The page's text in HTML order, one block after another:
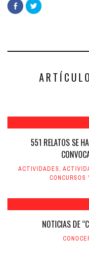
Haz
clic
para
en
Haz
clic
en
551 RELATOS SE
ACTIVIDADES,
CONCURSOS
NOTICIAS DE